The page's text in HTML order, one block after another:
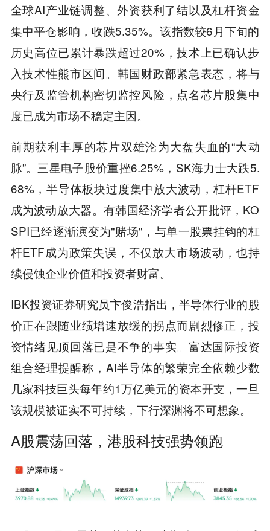
全球AI产业链调整、外资获利了结以及杠杆资金
集中平仓影响，收跌5.35%。该指数较6月下旬的
历史高位已累计暴跌超过20%，技术上已确认步
入技术性熊市区间。韩国财政部紧急表态，将与
央行及监管机构密切监控风险，点名芯片股集中
度已成为市场不稳定主因。
前期获利丰厚的芯片双雄沦为大盘失血的“大动
脉”。三星电子股价重挫6.25%，SK海力士大跌5.
68%，半导体板块过度集中放大波动，杠杆ETF
成为波动放大器。有韩国经济学者公开批评，KO
SPI已经逐渐演变为"赌场"，与单一股票挂钩的杠
杆ETF成为政策失误，不仅放大市场波动，也持
续侵蚀企业价值和投资者财富。
IBK投资证券研究员卞俊浩指出，半导体行业的股
价正在跟随业绩增速放缓的拐点而剧烈修正，投
资情绪见顶回落已是不争的事实。富达国际投资
组合经理提醒称，AI半导体的繁荣完全依赖少数
几家科技巨头每年约1万亿美元的资本开支，一旦
该规模被证实不可持续，下行深渊将不可想象。
A股震荡回落，港股科技强势领跑